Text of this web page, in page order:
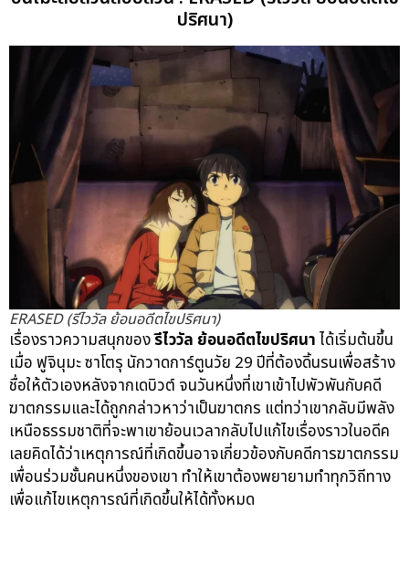
ปริศนา)
ERASED (รีไววัล ย้อนอดีตไขปริศนา)
เรื่องราวความสนุกของรีไววัล ย้อนอดีตไขปริศนาได้เริ่มต้นขึ้น
เมื่อ ฟูจินุมะ ซาโตรุ นักวาดการ์ตูนวัย 29 ปีที่ต้องดิ้นรนเพื่อสร้าง
ชื่อให้ตัวเองหลังจากเดบิวต์ จนวันหนึ่งที่เขาเข้าไปพัวพันกับคดี
ฆาตกรรมและได้ถูกกล่าวหาว่าเป็นฆาตกร แต่ทว่าเขากลับมีพลัง
เหนือธรรมชาติที่จะพาเขาย้อนเวลากลับไปแก้ไขเรื่องราวในอดีค
เลยคิดได้ว่าเหตุการณ์ที่เกิดขึ้นอาจเกี่ยวข้องกับคดีการฆาตกรรม
เพื่อนร่วมชั้นคนหนึ่งของเขา ทำให้เขาต้องพยายามทำทุกวิถีทาง
เพื่อแก้ไขเหตุการณ์ที่เกิดขึ้นให้ได้ทั้งหมด